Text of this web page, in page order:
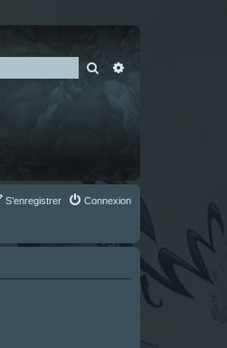
Rechercher
Connexion
S’enregistrer